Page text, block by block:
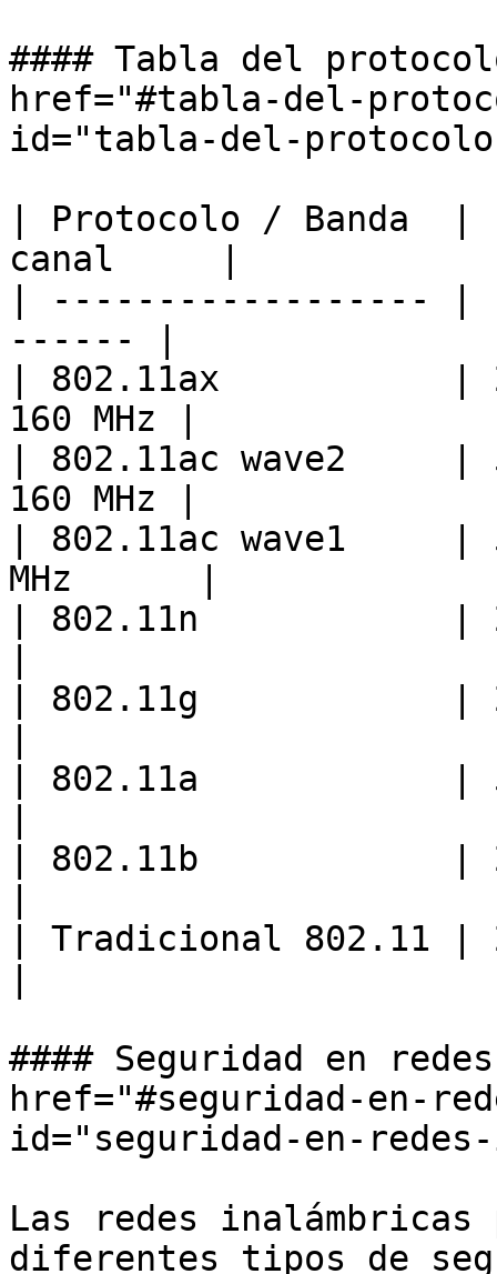
#### Tabla del
href="#tabla-del-
id="tabla-del-
| Protocolo / Banda  |
canal     |
| ------------------
------ |
| 802.11ax           |
160 MHz |
| 802.11ac wave2
160 MHz |
| 802.11ac wave1
MHz      |
| 802.11n            |
| 802.11g            |
| 802.11a            |
| 802.11b            |
| Tradicional 802.11 |
#### Seguridad en
href="#seguridad-en-
id="seguridad-en-
Las redes inalámbricas
diferentes tipos de